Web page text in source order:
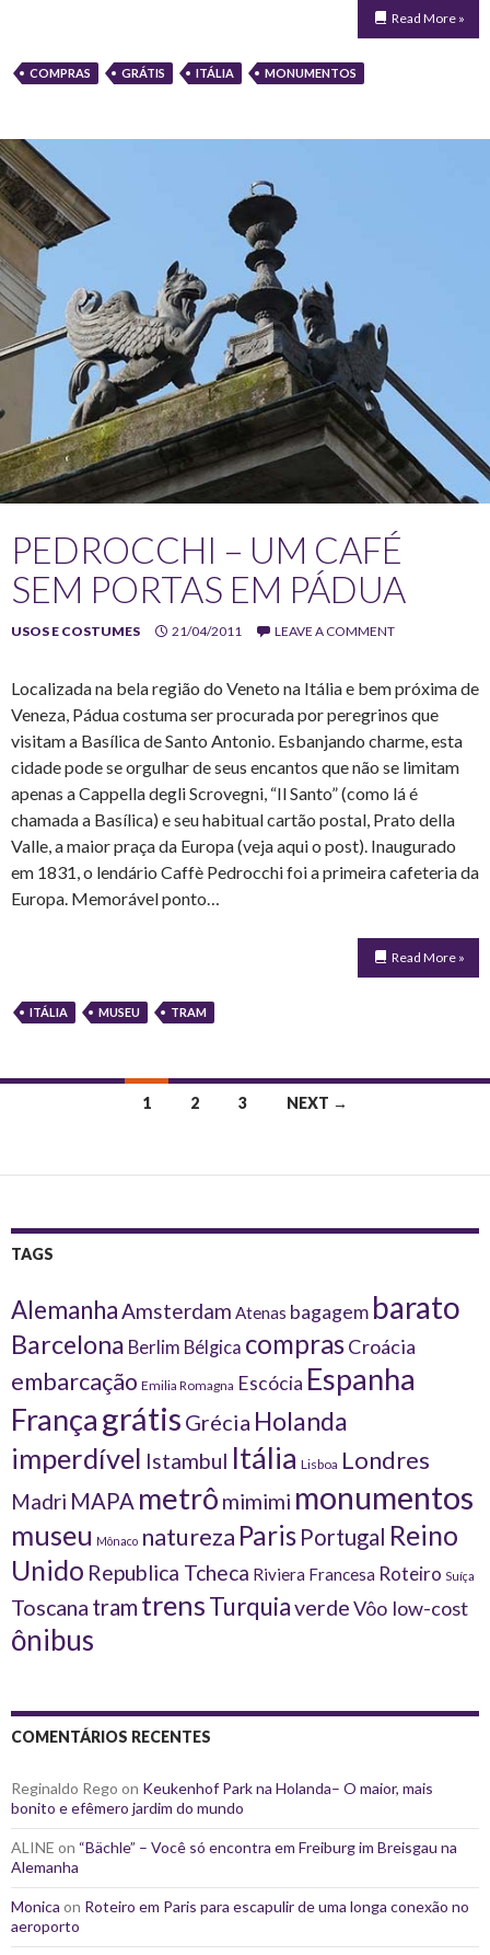
Read More »
COMPRAS GRÁTIS ITÁLIA MONUMENTOS
PEDROCCHI – UM CAFÉ
SEM PORTAS EM PÁDUA
USOS E COSTUMES 21/04/2011 LEAVE A COMMENT
Localizada na bela região do Veneto na Itália e bem próxima de
Veneza, Pádua costuma ser procurada por peregrinos que
visitam a Basílica de Santo Antonio. Esbanjando charme, esta
cidade pode se orgulhar de seus encantos que não se limitam
apenas a Cappella degli Scrovegni, “Il Santo” (como lá é
chamada a Basílica) e seu habitual cartão postal, Prato della
Valle, a maior praça da Europa (veja aqui o post). Inaugurado
em 1831, o lendário Caffè Pedrocchi foi a primeira cafeteria da
Europa. Memorável ponto…
Read More »
ITÁLIA MUSEU TRAM
1 2 3 NEXT →
TAGS
AlemanhaAmsterdam Atenas bagagem barato
Barcelona Berlim Bélgica comprasCroácia
embarcação Emilia Romagna Escócia Espanha
Françagrátis Grécia Holanda
imperdível Istambul Itália Lisboa Londres
Madri MAPA metrô mimimi monumentos
museu Mônaco natureza Paris Portugal Reino
Unido Republica Tcheca Riviera Francesa Roteiro Suíça
Toscana tramtrensTurquiaverdeVôo low-cost
ônibus
COMENTÁRIOS RECENTES
Reginaldo Rego on Keukenhof Park na Holanda– O maior, mais
bonito e efêmero jardim do mundo
ALINE on “Bächle” – Você só encontra em Freiburg im Breisgau na
Alemanha
Monica on Roteiro em Paris para escapulir de uma longa conexão no
aeroporto